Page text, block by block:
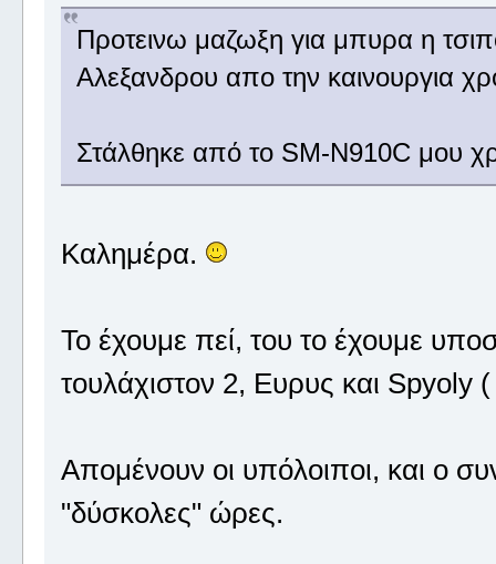
Προτεινω μαζωξη για μπυρα η
Αλεξανδρου απο την καινουργια
Στάλθηκε από το SM-N910C μου
Καλημέρα.
Το έχουμε πεί, του το έχουμε
τουλάχιστον 2, Ευρυς και
Απομένουν οι υπόλοιποι, και ο
"δύσκολες" ώρες.